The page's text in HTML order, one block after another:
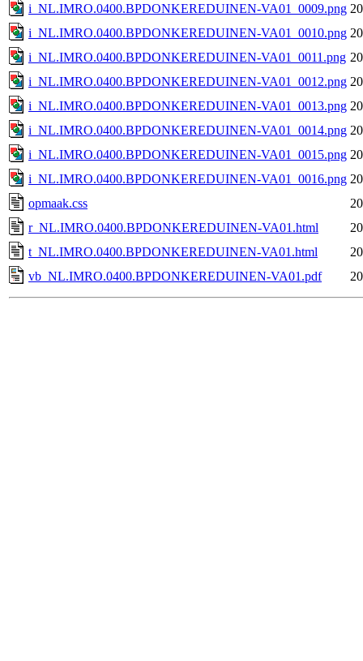
i_NL.IMRO.0400.BPDONKEREDUINEN-VA01_0009.png
i_NL.IMRO.0400.BPDONKEREDUINEN-VA01_0010.png
i_NL.IMRO.0400.BPDONKEREDUINEN-VA01_0011.png
i_NL.IMRO.0400.BPDONKEREDUINEN-VA01_0012.png
i_NL.IMRO.0400.BPDONKEREDUINEN-VA01_0013.png
i_NL.IMRO.0400.BPDONKEREDUINEN-VA01_0014.png
i_NL.IMRO.0400.BPDONKEREDUINEN-VA01_0015.png
i_NL.IMRO.0400.BPDONKEREDUINEN-VA01_0016.png
opmaak.css
r_NL.IMRO.0400.BPDONKEREDUINEN-VA01.html
t_NL.IMRO.0400.BPDONKEREDUINEN-VA01.html
vb_NL.IMRO.0400.BPDONKEREDUINEN-VA01.pdf